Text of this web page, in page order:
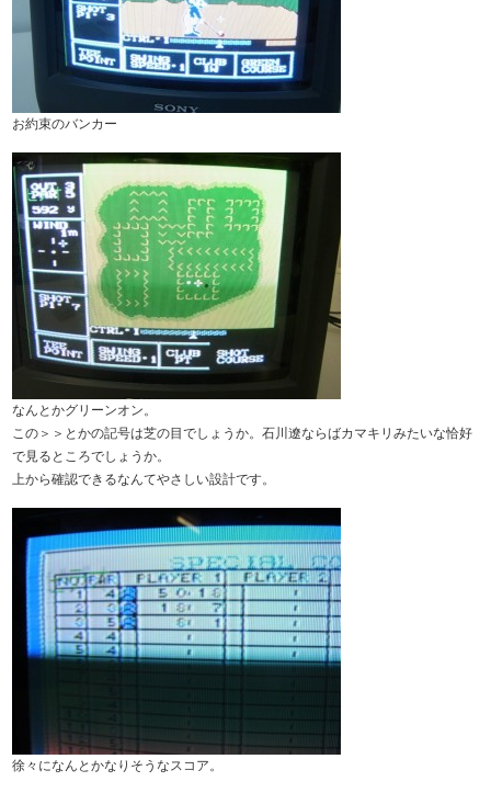
お約束のバンカー
なんとかグリーンオン。
この＞＞とかの記号は芝の目でしょうか。石川遼ならばカマキリみたいな恰好
で見るところでしょうか。
上から確認できるなんてやさしい設計です。
徐々になんとかなりそうなスコア。